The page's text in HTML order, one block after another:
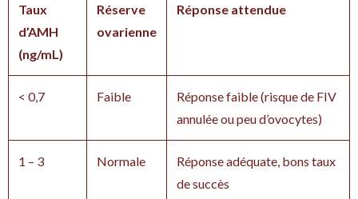
Taux
d’AMH
(ng/mL)
Réserve
ovarienne
Réponse attendue
< 0,7 Faible
Réponse faible (risque de FIV
annulée ou peu d’ovocytes)
1 – 3 Normale
Réponse adéquate, bons taux
de succès